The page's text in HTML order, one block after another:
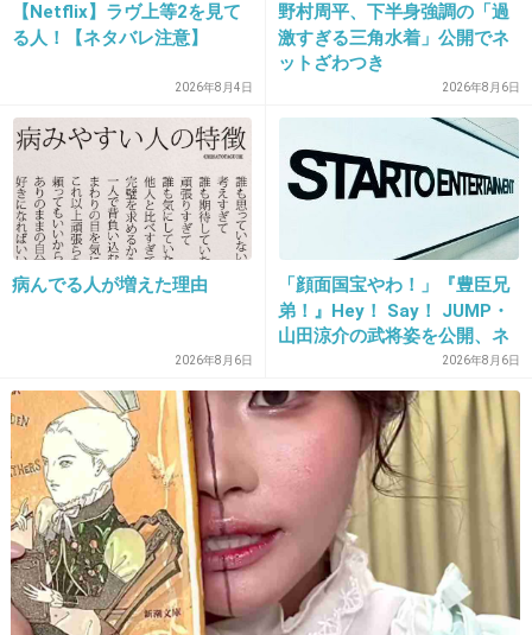
顔立ちが分かっちゃうね。
西山茉希のOK取ってるのかな？
21. 匿名2014/05/30(金) 01:05:58
ゆきな子供いるのにこの言葉遣いなんなの？
早く朝鮮に帰れ
+157 -16
22. 匿名2014/05/30(金) 01:06:14
関係ないけど、ほしのあき完全に消えたね！
+199
23. 匿名2014/05/30(金) 01:06:57
【Netflix】ラヴ上等2を見て
る人！【ネタバレ注意】
2026年8月4日
野村周平、下半身強調の「過
激すぎる三角水着」公開でネ
ットざわつき
2026年8月6日
病んでる人が増えた理由
2026年8月6日
「顔面国宝やわ！」『豊臣兄
弟！』Hey！ Say！ JUMP・
山田涼介の武将姿を公開、ネ
ット歓喜「ビジュ良すぎん」
「こんな美しい秀次は初め
て」
2026年8月6日